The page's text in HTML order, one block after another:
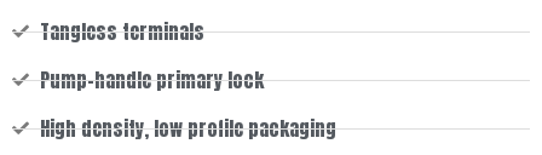
Tangless terminals
Pump-handle primary lock
High density, low profile packaging